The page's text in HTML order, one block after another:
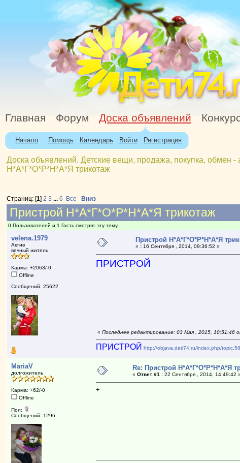
Главная Форум Доска объявлений
Начало Помощь Календарь Войти Регистрация
Доска объявлений. Детские вещи, продажа, покупка, обмен
Н*А*Г*О*Р*Н*А*Я трикотаж
Страниц: [1]2 3 ...6 Все Вниз
Пристрой Н*А*Г*О*Р*Н*А*Я трикотаж
0 Пользователей и 1 Гость смотрят эту тему.
velena.1979
Актив
вечный житель
Карма: +2063/-0
Offline
Сообщений: 25622
Пристрой Н*А*Г*О*Р*Н*А*Я
« : 16 Сентября , 2014, 09:36:52 »
ПРИСТРОЙ
«Последнее редактирование: 03 Мая , 2015, 10:51:46
ПРИСТРОЙ http://objava.deti74.ru/index.php/
MariaV
долгожитель
Карма: +62/-0
Offline
Пол:
Сообщений: 1296
Re: Пристрой Н*А*Г*О*Р*Н*А*Я
«Ответ #1 : 22 Сентября , 2014, 14:49:42 »
+